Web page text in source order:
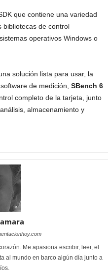
que contiene una variedad
bibliotecas de control
operativos Windows o
solución lista para usar, la
de medición, SBench 6
completo de la tarjeta, junto
almacenamiento y
Me apasiona escribir, leer, el
al mundo en barco algún día junto a